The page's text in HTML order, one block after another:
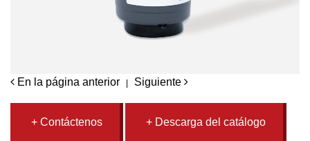
En la página anterior Siguiente
+ Contáctenos + Descarga del catálogo